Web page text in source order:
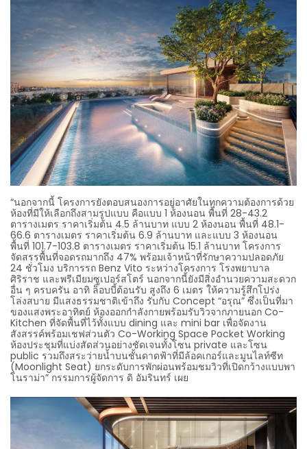
“นอกจากนี้ โครงการยังตอบสนองการอยู่อาศัยในทุกความต้องการด้วย
ห้องที่มีให้เลือกถึงสามรูปแบบ คือแบบ 1 ห้องนอน พื้นที่ 28-43.2
ตารางเมตร ราคาเริ่มต้น 4.5 ล้านบาท แบบ 2 ห้องนอน พื้นที่ 48.1-
66.6 ตารางเมตร ราคาเริ่มต้น 6.9 ล้านบาท และแบบ 3 ห้องนอน
พื้นที่ 101.7-103.8 ตารางเมตร ราคาเริ่มต้น 15.1 ล้านบาท โครงการ
จัดสรรพื้นที่จอดรถมากถึง 47% พร้อมเจ้าหน้าที่รักษาความปลอดภัย
24 ชั่วโมง บริการรถ Benz Vito ระหว่างโครงการ โรงพยาบาล
ศิริราช และพรีเมียมซูเปอร์สโตร์ นอกจากนี้ยังมีสิ่งอำนวยความสะดวก
อื่น ๆ ครบครัน อาทิ ล็อบบี้ต้อนรับ สูงถึง 6 เมตร ให้ความรู้สึกโปร่ง
โล่งสบาย มีแสงธรรมชาติเข้าถึง รับกับ Concept “อรุณ” ซึ่งเป็นที่มา
ของแสงพระอาทิตย์ ห้องออกกำลังกายพร้อมรับวิวจากภายนอก Co-
Kitchen ที่จัดพื้นที่ไว้ทั้งแบบ dining และ mini bar เพื่อจัดงาน
สังสรรค์พร้อมเชฟส่วนตัว Co-Working Space Pocket Working
ห้องประชุมที่แบ่งสัดส่วนอย่างชัดเจนทั้งโซน private และโซน
public รวมถึงสระว่ายน้ำบนชั้นดาดฟ้าที่มีล้อคเกอร์และมูนไลท์ซีท
(Moonlight Seat) ยกระดับการพักผ่อนพร้อมชมวิวที่เปิดกว้างแบบพา
โนราม่า” กรรมการผู้จัดการ ดิ อัมรินทร์ เผย